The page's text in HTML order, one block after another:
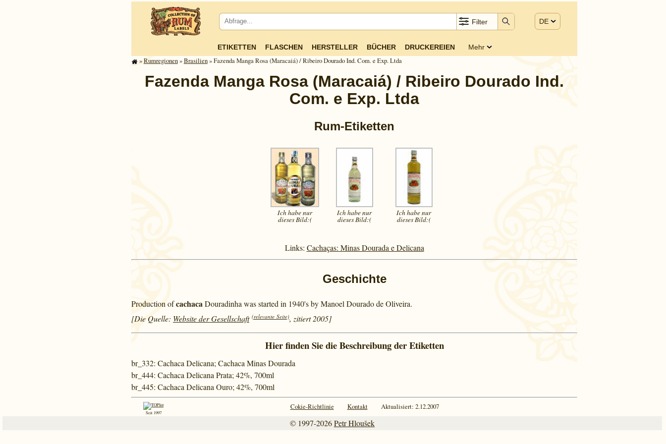
Filter DE
ETIKETTEN FLASCHEN HERSTELLER BÜCHER DRUCKEREIEN Mehr
»Rum­re­gi­o­nen»Brasilien» Fazenda Manga Rosa (Maracaiá) / Ribeiro Dourado Ind. Com. e Exp. Ltda
Fazenda Manga Rosa (Maracaiá) / Ribeiro Dourado Ind.
Com. e Exp. Ltda
Rum-Etiketten
Ich habe nur
diesesBild:(
Ich habe nur
diesesBild:(
Ich habe nur
diesesBild:(
Links: Cachaças: Minas Dourada e Delicana
Geschichte
Production ofcachacaDouradinha was started in 1940's by Manoel Dourado de Oliveira.
[Die Quelle: Website der Gesellschaft (relevante Seite), zitiert 2005]
Hier finden Sie die Beschreibung der Etiketten
br_332: Cachaca Delicana; Cachaca Minas Dourada
br_444: Cachaca Delicana Prata; 42%, 700ml
br_445: Cachaca Delicana Ouro; 42%, 700ml
Seit 1997
Cokie-Richtlinie Kontakt Aktualisiert: 2.12.2007
© 1997-2026Petr Hloušek